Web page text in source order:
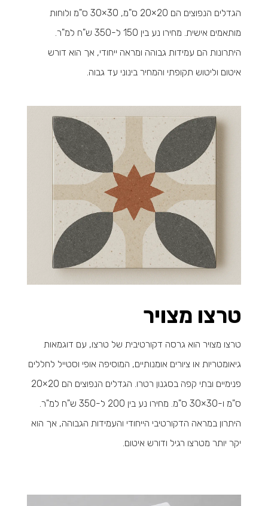
הגדלים הנפוצים הם 20×20 ס"מ, 30×30 ס"מ ולוחות
מותאמים אישית. מחירו נע בין 150 ל-350 ש"ח למ"ר.
היתרונות הם עמידות גבוהה ומראה ייחודי, אך הוא דורש
איטום וליטוש תקופתי והמחיר בינוני עד גבוה.
טרצו מצויר
טרצו מצויר הוא גרסה דקורטיבית של טרצו, עם דוגמאות
גיאומטריות או ציורים אומנותיים, המוסיפה אופי וסטייל לחללים
פנימיים ובתי קפה בסגנון רטרו. הגדלים הנפוצים הם 20×20
ס"מ ו-30×30 ס"מ. מחירו נע בין 200 ל-350 ש"ח למ"ר.
היתרון במראה הדקורטיבי הייחודי והעמידות הגבוהה, אך הוא
יקר יותר מטרצו רגיל ודורש איטום.